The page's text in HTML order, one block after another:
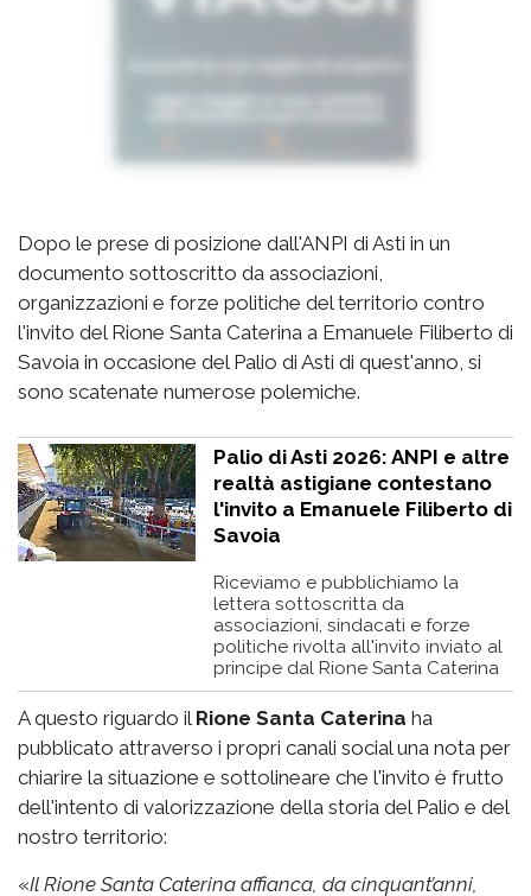
Dopo le prese di posizione dall'ANPI di Asti in un
documento sottoscritto da associazioni,
organizzazioni e forze politiche del territorio contro
l'invito del Rione Santa Caterina a Emanuele Filiberto di
Savoia in occasione del Palio di Asti di quest'anno, si
sono scatenate numerose polemiche.
Palio di Asti 2026: ANPI e altre
realtà astigiane contestano
l'invito a Emanuele Filiberto di
Savoia
Riceviamo e pubblichiamo la
lettera sottoscritta da
associazioni, sindacati e forze
politiche rivolta all'invito inviato al
principe dal Rione Santa Caterina
A questo riguardo il Rione Santa Caterina ha
pubblicato attraverso i propri canali social una nota per
chiarire la situazione e sottolineare che l'invito è frutto
dell'intento di valorizzazione della storia del Palio e del
nostro territorio:
«Il Rione Santa Caterina affianca, da cinquant’anni,